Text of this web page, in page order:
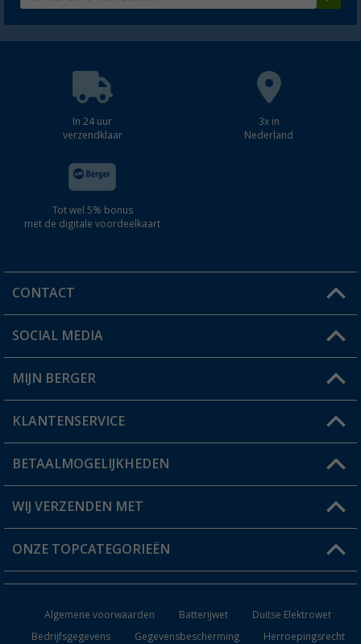
In 24 uur
verzendklaar
3x in
Nederland
Tot wel 5% bonus
met de digitale voordeelkaart
CONTACT
Een vraag?
Winkel vinden
SOCIAL MEDIA
MIJN BERGER
Mijn account
Status bestelling
Verlanglijstje
KLANTENSERVICE
FAQ & Contact
Verzendinformatie
Catalogus
BETAALMOGELIJKHEDEN
WIJ VERZENDEN MET
ONZE TOPCATEGORIEËN
Keukenaccessoires
Algemene voorwaarden Batterijwet
Duitse Elektrowet
Bedrijfsgegevens
Gegevensbescherming Herroepingsrecht